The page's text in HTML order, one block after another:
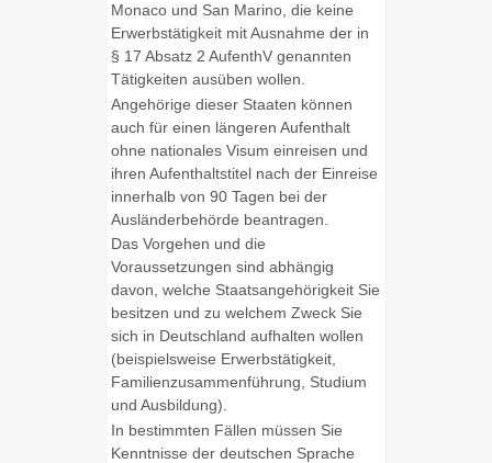
Monaco und San Marino, die keine
Erwerbstätigkeit mit Ausnahme der in
§ 17 Absatz 2 AufenthV genannten
Tätigkeiten ausüben wollen.
Angehörige dieser Staaten können
auch für einen längeren Aufenthalt
ohne nationales Visum einreisen und
ihren Aufenthaltstitel nach der Einreise
innerhalb von 90 Tagen bei der
Ausländerbehörde beantragen.
Das Vorgehen und die
Voraussetzungen sind abhängig
davon, welche Staatsangehörigkeit Sie
besitzen und zu welchem Zweck Sie
sich in Deutschland aufhalten wollen
(beispielsweise Erwerbstätigkeit,
Familienzusammenführung, Studium
und Ausbildung).
In bestimmten Fällen müssen Sie
Kenntnisse der deutschen Sprache